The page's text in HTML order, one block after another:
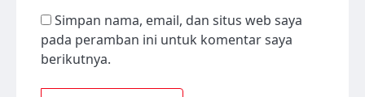
Simpan nama, email, dan situs web saya
pada peramban ini untuk komentar saya
berikutnya.